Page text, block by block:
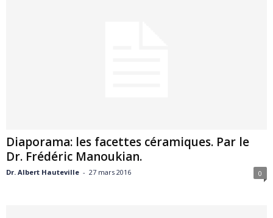
Diaporama: les facettes céramiques. Par le
Dr. Frédéric Manoukian.
Dr. Albert Hauteville - 27 mars 2016 0